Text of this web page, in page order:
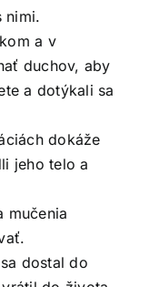
nimi.
a v
duchov, aby
a dotýkali sa
dokáže
jeho telo a
mučenia
dostal do